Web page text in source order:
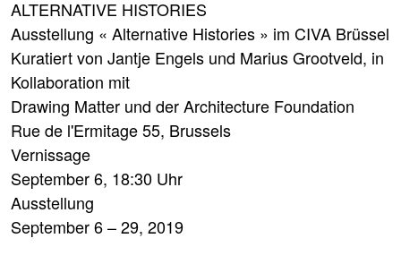
ALTERNATIVE HISTORIES
Ausstellung « Alternative Histories » im CIVA Brüssel
Kuratiert von Jantje Engels und Marius Grootveld, in
Kollaboration mit
Drawing Matter und der Architecture Foundation
Rue de l'Ermitage 55, Brussels
Vernissage
September 6, 18:30 Uhr
Ausstellung
September 6 – 29, 2019